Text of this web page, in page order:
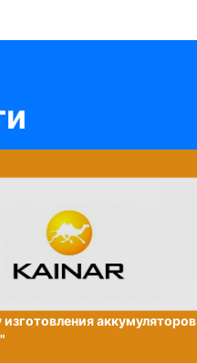
изготовления аккумуляторов